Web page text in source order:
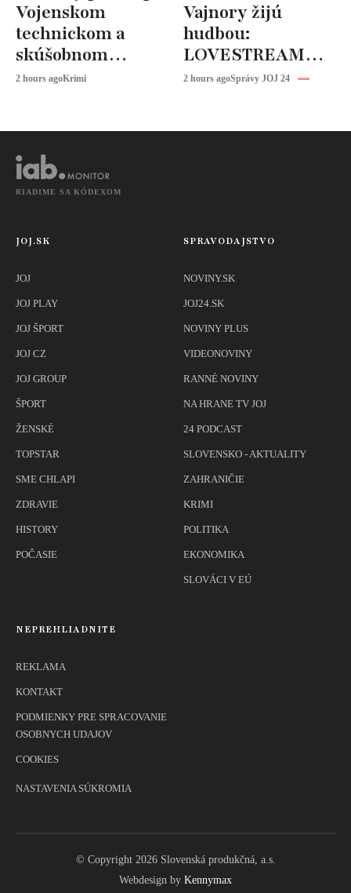
Vojenskom
technickom a
skúšobnom
ústave: Zasahujú
2 hours agoKrimi
Vajnory žijú
hudbou:
LOVESTREAM
čaká vrchol.
2 hours agoSprávy JOJ 24
RIADIME SA KÓDEXOM
JOJ.SK
JOJ
JOJ PLAY
JOJ ŠPORT
JOJ CZ
JOJ GROUP
ŠPORT
ŽENSKÉ
TOPSTAR
SME CHLAPI
ZDRAVIE
HISTORY
POČASIE
SPRAVODAJSTVO
NOVINY.SK
JOJ24.SK
NOVINY PLUS
VIDEONOVINY
RANNÉ NOVINY
NA HRANE TV JOJ
24 PODCAST
SLOVENSKO - AKTUALITY
ZAHRANIČIE
KRIMI
POLITIKA
EKONOMIKA
SLOVÁCI V EÚ
NEPREHLIADNITE
REKLAMA
KONTAKT
PODMIENKY PRE SPRACOVANIE
OSOBNYCH UDAJOV
COOKIES
NASTAVENIA SÚKROMIA
© Copyright 2026 Slovenská produkčná, a.s.
Webdesign by Kennymax